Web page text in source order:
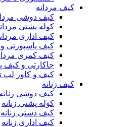
کیف مردانه
کیف دوشی
کوله پشتی
کیف اداری
کیف پاسپورتی
کیف کمری
جاکارتی و کیف
کیف و کاور لپ
کیف زنانه
کیف دوشی زنانه
کوله پشتی زنانه
کیف دستی زنانه
کیف اداری زنانه